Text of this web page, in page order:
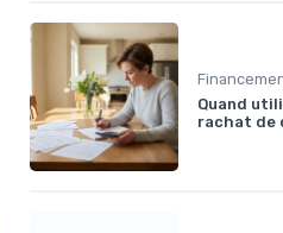
Quand
rachat de